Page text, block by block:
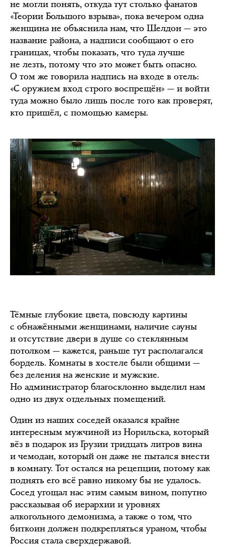
не могли понять, откуда тут столько фанатов
«Теории Большого взрыва», пока вечером одна
женщина не объяснила нам, что Шелдон — это
название района, а надписи сообщают о его
границах, чтобы показать, что туда лучше
не лезть, потому что это может быть опасно.
О том же говорила надпись на входе в отель:
«С оружием вход строго воспрещён» — и войти
туда можно было лишь после того как проверят,
кто пришёл, с помощью камеры.
Тёмные глубокие цвета, повсюду картины
с обнажёнными женщинами, наличие сауны
и отсутствие двери в душе со стеклянным
потолком — кажется, раньше тут располагался
бордель. Комнаты в хостеле были общими —
без деления на женские и мужские.
Но администратор благосклонно выделил нам
одно из двух отдельных помещений.
Один из наших соседей оказался крайне
интересным мужчиной из Норильска, который
вёз в подарок из Грузии тридцать литров вина
и чемодан, который он даже не пытался внести
в комнату. Тот остался на рецепции, потому как
поднять его всё равно никому бы не удалось.
Сосед угощал нас этим самым вином, попутно
рассказывая об иерархии и уровнях
алкогольного демонизма, а также о том, что
биткоин должен подкрепляться ураном, чтобы
Россия стала сверхдержавой.